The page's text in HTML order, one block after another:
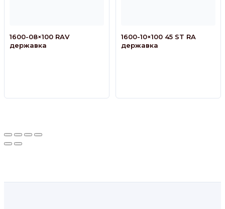
1600-08×100 RAV
державка
1600-10×100 45 ST RA
державка